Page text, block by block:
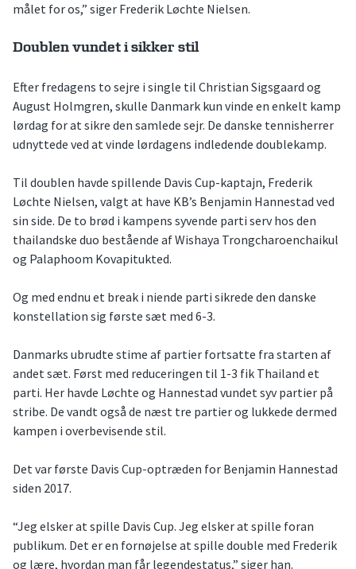
målet for os,” siger Frederik Løchte Nielsen.
Doublen vundet i sikker stil
Efter fredagens to sejre i single til Christian Sigsgaard og
August Holmgren, skulle Danmark kun vinde en enkelt kamp
lørdag for at sikre den samlede sejr. De danske tennisherrer
udnyttede ved at vinde lørdagens indledende doublekamp.
Til doublen havde spillende Davis Cup-kaptajn, Frederik
Løchte Nielsen, valgt at have KB’s Benjamin Hannestad ved
sin side. De to brød i kampens syvende parti serv hos den
thailandske duo bestående af Wishaya Trongcharoenchaikul
og Palaphoom Kovapitukted.
Og med endnu et break i niende parti sikrede den danske
konstellation sig første sæt med 6-3.
Danmarks ubrudte stime af partier fortsatte fra starten af
andet sæt. Først med reduceringen til 1-3 fik Thailand et
parti. Her havde Løchte og Hannestad vundet syv partier på
stribe. De vandt også de næst tre partier og lukkede dermed
kampen i overbevisende stil.
Det var første Davis Cup-optræden for Benjamin Hannestad
siden 2017.
“Jeg elsker at spille Davis Cup. Jeg elsker at spille foran
publikum. Det er en fornøjelse at spille double med Frederik
og lære, hvordan man får legendestatus,” siger han.